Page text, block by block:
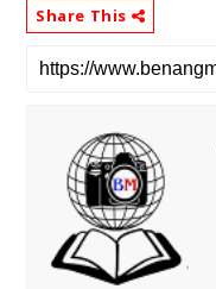
Share This